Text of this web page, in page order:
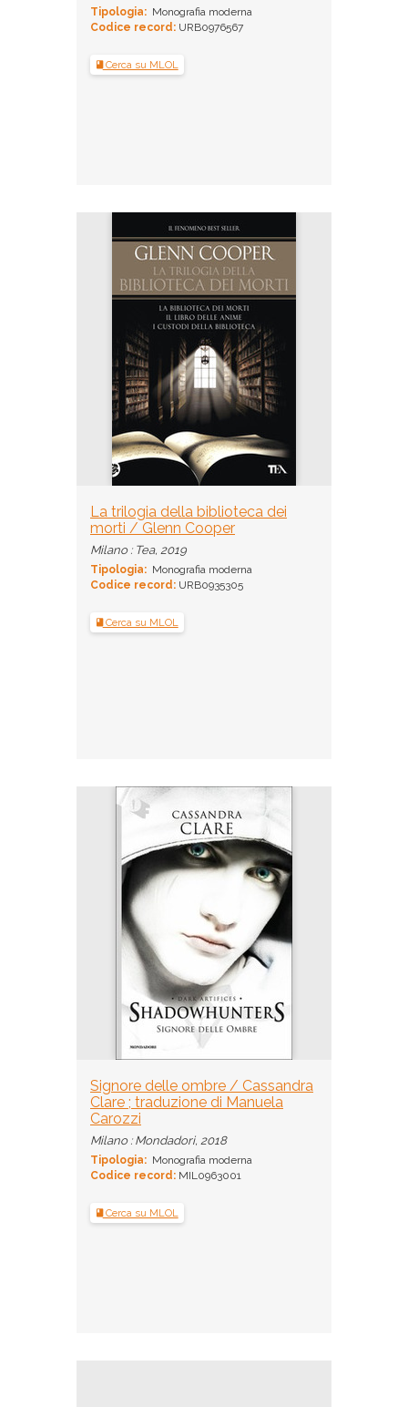
Tipologia: Monografia moderna
Codice record: URB0976567
Cerca su MLOL
La trilogia della biblioteca dei
morti / Glenn Cooper
Milano : Tea, 2019
Tipologia: Monografia moderna
Codice record: URB0935305
Cerca su MLOL
Signore delle ombre / Cassandra
Clare ; traduzione di Manuela
Carozzi
Milano : Mondadori, 2018
Tipologia: Monografia moderna
Codice record: MIL0963001
Cerca su MLOL